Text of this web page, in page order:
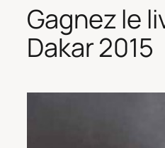
Gagnez le
Dakar 2015